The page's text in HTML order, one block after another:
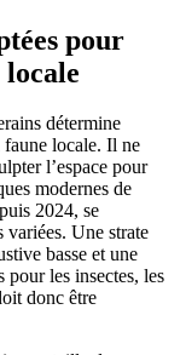
pour
détermine
faune locale. Il ne
l’espace pour
modernes de
2024, se
variées. Une strate
basse et une
pour les insectes, les
donc être